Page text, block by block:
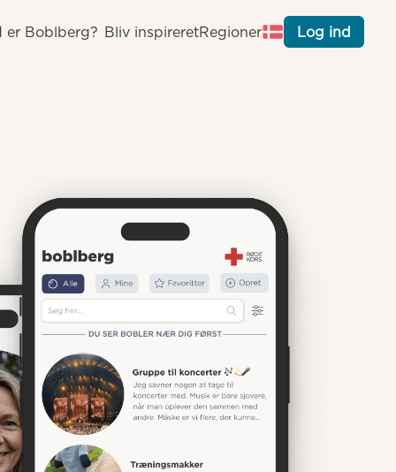
er Boblberg? Bliv inspireretRegioner Log ind